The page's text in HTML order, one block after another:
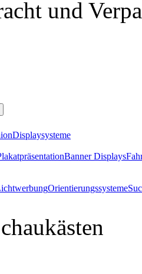
und
Displaysysteme
Banner Displays
Orientierungssysteme